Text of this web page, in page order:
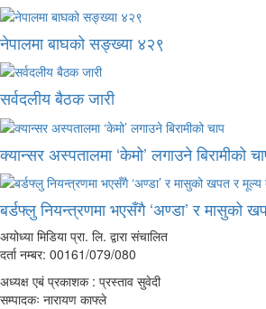
नेपालमा बाघको सङ्ख्या ४२९
सर्वदलीय बैठक जारी
क्यान्सर अस्पतालमा ‘केमो’ लगाउने बिरामीको
बर्डफ्लु नियन्त्रणमा भएसँगै ‘अण्डा’ र मासुको
अयोध्या मिडिया प्रा. लि. द्वारा संचालित
दर्ता नम्बर: 00161/079/080
अध्यक्ष एबं प्रकाशक : प्रस्ताव सुवेदी
सम्पादकः नारायण काफ्ले